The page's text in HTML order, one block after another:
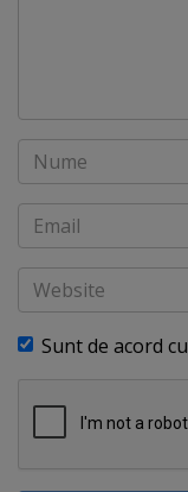
Nume
Email
Website
Sunt de acord cu